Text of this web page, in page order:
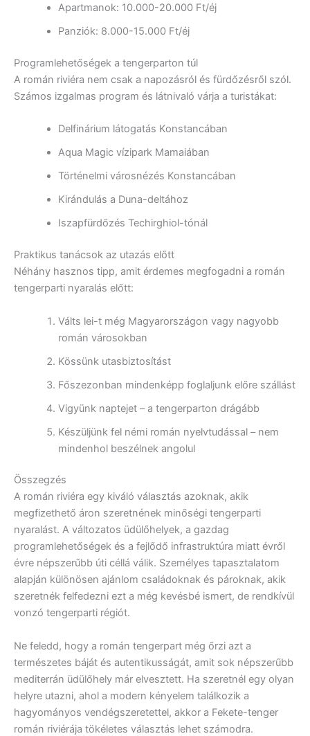
Apartmanok: 10.000-20.000 Ft/éj
Panziók: 8.000-15.000 Ft/éj
Programlehetőségek a tengerparton túl
A román riviéra nem csak a napozásról és fürdőzésről szól.
Számos izgalmas program és látnivaló várja a turistákat:
Delfinárium látogatás Konstancában
Aqua Magic vízipark Mamaiában
Történelmi városnézés Konstancában
Kirándulás a Duna-deltához
Iszapfürdőzés Techirghiol-tónál
Praktikus tanácsok az utazás előtt
Néhány hasznos tipp, amit érdemes megfogadni a román
tengerparti nyaralás előtt:
Válts lei-t még Magyarországon vagy nagyobb
román városokban
Kössünk utasbiztosítást
Főszezonban mindenképp foglaljunk előre szállást
Vigyünk naptejet – a tengerparton drágább
Készüljünk fel némi román nyelvtudással – nem
mindenhol beszélnek angolul
Összegzés
A román riviéra egy kiváló választás azoknak, akik
megfizethető áron szeretnének minőségi tengerparti
nyaralást. A változatos üdülőhelyek, a gazdag
programlehetőségek és a fejlődő infrastruktúra miatt évről
évre népszerűbb úti céllá válik. Személyes tapasztalatom
alapján különösen ajánlom családoknak és pároknak, akik
szeretnék felfedezni ezt a még kevésbé ismert, de rendkívül
vonzó tengerparti régiót.
Ne feledd, hogy a román tengerpart még őrzi azt a
természetes báját és autentikusságát, amit sok népszerűbb
mediterrán üdülőhely már elvesztett. Ha szeretnél egy olyan
helyre utazni, ahol a modern kényelem találkozik a
hagyományos vendégszeretettel, akkor a Fekete-tenger
román riviérája tökéletes választás lehet számodra.